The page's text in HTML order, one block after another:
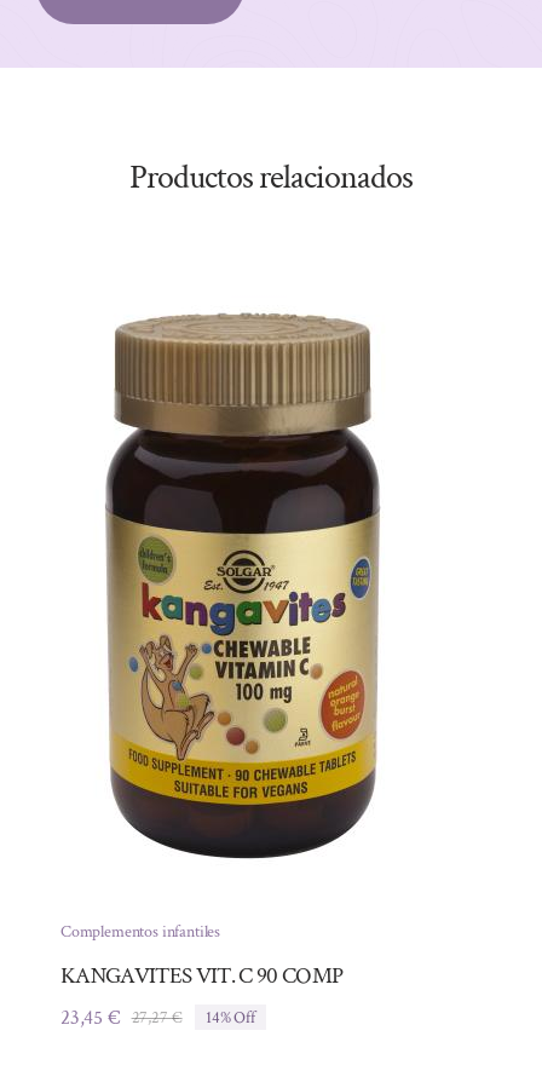
Productos relacionados
Complementos infantiles
KANGAVITES VIT. C 90 COMP
27,27€El
23,45 €
El
14% Off